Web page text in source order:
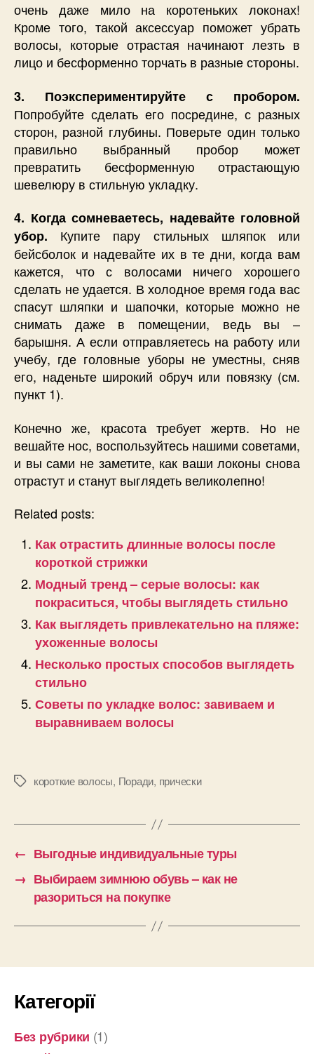
очень даже мило на коротеньких локонах!
Кроме того, такой аксессуар поможет убрать
волосы, которые отрастая начинают лезть в
лицо и бесформенно торчать в разные стороны.
3. Поэкспериментируйте с пробором.
Попробуйте сделать его посредине, с разных
сторон, разной глубины. Поверьте один только
правильно выбранный пробор может
превратить бесформенную отрастающую
шевелюру в стильную укладку.
4. Когда сомневаетесь, надевайте головной
убор. Купите пару стильных шляпок или
бейсболок и надевайте их в те дни, когда вам
кажется, что с волосами ничего хорошего
сделать не удается. В холодное время года вас
спасут шляпки и шапочки, которые можно не
снимать даже в помещении, ведь вы –
барышня. А если отправляетесь на работу или
учебу, где головные уборы не уместны, сняв
его, наденьте широкий обруч или повязку (см.
пункт 1).
Конечно же, красота требует жертв. Но не
вешайте нос, воспользуйтесь нашими советами,
и вы сами не заметите, как ваши локоны снова
отрастут и станут выглядеть великолепно!
Related posts:
Как отрастить длинные волосы после
короткой стрижки
Модный тренд – серые волосы: как
покраситься, чтобы выглядеть стильно
Как выглядеть привлекательно на пляже:
ухоженные волосы
Несколько простых способов выглядеть
стильно
Советы по укладке волос: завиваем и
выравниваем волосы
Позначкикороткие волосы, Поради, прически
← Выгодные индивидуальные туры
→ Выбираем зимнюю обувь – как не
разориться на покупке
Категорії
Без рубрики (1)